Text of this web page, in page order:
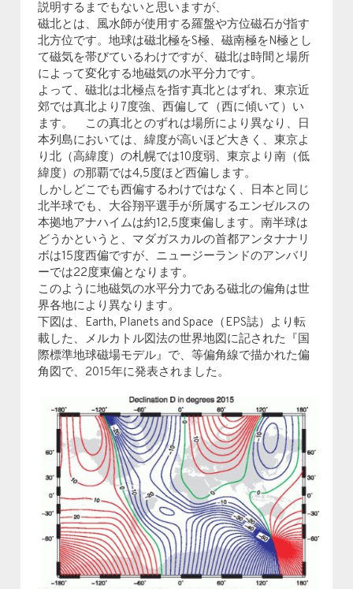
説明するまでもないと思いますが、
磁北とは、風水師が使用する羅盤や方位磁石が指す
北方位です。地球は磁北極をS極、磁南極をN極とし
て磁気を帯びているわけですが、磁北は時間と場所
によって変化する地磁気の水平分力です。
よって、磁北は北極点を指す真北とはずれ、東京近
郊では真北より7度強、西偏して（西に傾いて）い
ます。 この真北とのずれは場所により異なり、日
本列島においては、緯度が高いほど大きく、東京よ
り北（高緯度）の札幌では10度弱、東京より南（低
緯度）の那覇では4,5度ほど西偏します。
しかしどこでも西偏するわけではなく、日本と同じ
北半球でも、大谷翔平選手が所属するエンゼルスの
本拠地アナハイムは約12,5度東偏します。南半球は
どうかというと、マダガスカルの首都アンタナナリ
ボは15度西偏ですが、ニュージーランドのアンバリ
ーでは22度東偏となります。
このように地磁気の水平分力である磁北の偏角は世
界各地により異なります。
下図は、Earth, Planets and Space（EPS誌）より転
載した、メルカトル図法の世界地図に記された『国
際標準地球磁場モデル』で、等偏角線で描かれた偏
角図で、2015年に発表されました。